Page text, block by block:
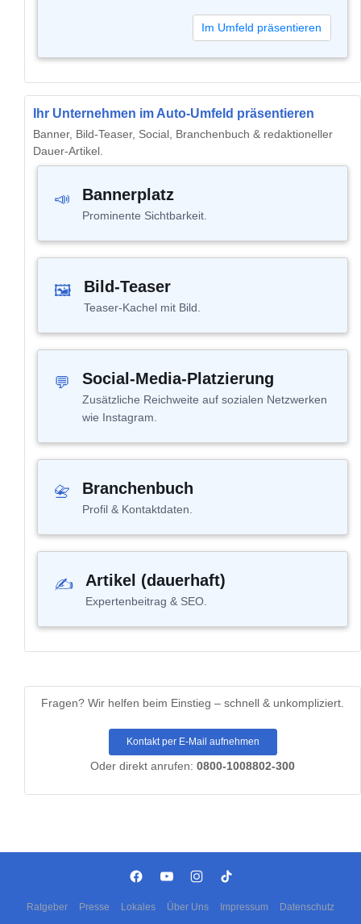
Im Umfeld präsentieren
Ihr Unternehmen im Auto-Umfeld präsentieren
Banner, Bild-Teaser, Social, Branchenbuch & redaktioneller
Dauer-Artikel.
📣 Bannerplatz
Prominente Sichtbarkeit.
🖼 Bild-Teaser
Teaser-Kachel mit Bild.
💬 Social-Media-Platzierung
Zusätzliche Reichweite auf sozialen Netzwerken
wie Instagram.
📇 Branchenbuch
Profil & Kontaktdaten.
✍ Artikel (dauerhaft)
Expertenbeitrag & SEO.
Fragen? Wir helfen beim Einstieg – schnell & unkompliziert.
Kontakt per E-Mail aufnehmen
Oder direkt anrufen: 0800-1008802-300
Ratgeber Presse Lokales Über Uns Impressum Datenschutz